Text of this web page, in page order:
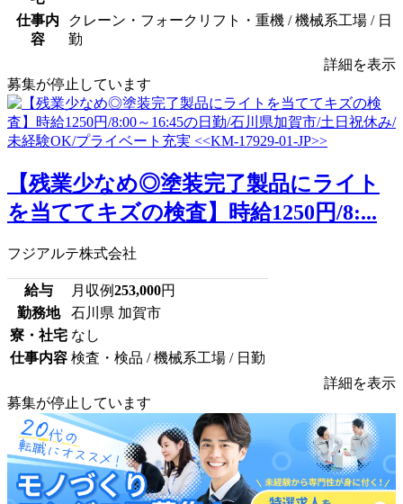
仕事内
容
クレーン・フォークリフト・重機 / 機械系工場 / 日
勤
詳細を表示
募集が停止しています
【残業少なめ◎塗装完了製品にライト
を当ててキズの検査】時給1250円/8:...
フジアルテ株式会社
給与 月収例253,000円
勤務地
石川県 加賀市
寮・社宅 なし
仕事内容 検査・検品 / 機械系工場 / 日勤
詳細を表示
募集が停止しています